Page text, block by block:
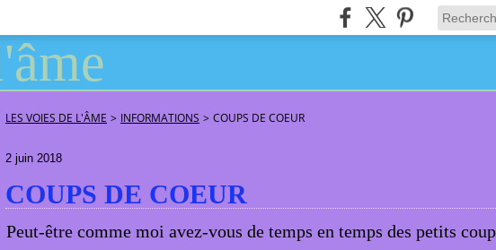
LES VOIES DE L'ÂME > INFORMATIONS > COUPS DE COEUR
2 juin 2018
COUPS DE COEUR
Peut-être comme moi avez-vous de temps en temps des petits